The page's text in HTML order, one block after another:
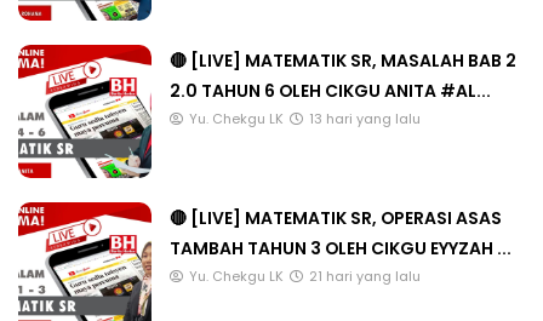
🔴 [LIVE] MATEMATIK SR, MASALAH BAB 2
2.0 TAHUN 6 OLEH CIKGU ANITA #AL...
Yu. Chekgu LK 13 hari yang lalu
🔴 [LIVE] MATEMATIK SR, OPERASI ASAS
TAMBAH TAHUN 3 OLEH CIKGU EYYZAH ...
Yu. Chekgu LK 21 hari yang lalu